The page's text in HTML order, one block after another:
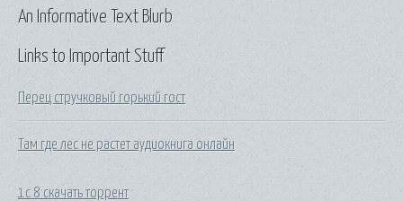
Links to Important Stuff
Перец стручковый горький гост
Там где лес не растет аудиокнига онлайн
1c 8 скачать торрент
An Informative Text Blurb